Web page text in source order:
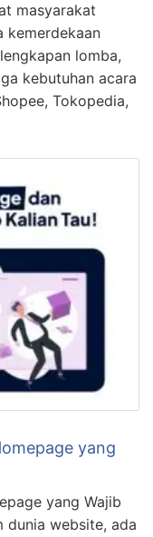
masyarakat
kemerdekaan
lomba,
kebutuhan acara
Tokopedia,
yang
yang Wajib
dunia website, ada